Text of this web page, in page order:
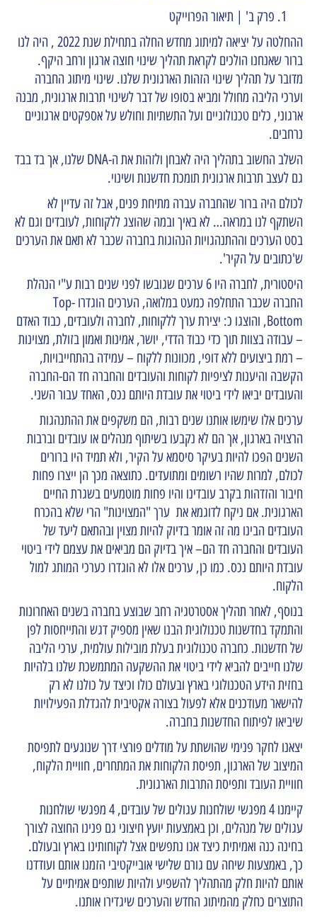
פרק ב' | תיאור הפרוייקט
ההחלטה על יציאה למיתוג מחדש החלה בתחילת שנת 2022 , היה לנו
ברור שאנחנו הולכים לקראת תהליך שינוי חוצה ארגון ורחב היקף.
מדובר על תהליך שינוי הזהות הארגונית שלנו. שינוי מיתוג החברה
וערכי הליבה מחולל ומביא בסופו של דבר לשינוי תרבות ארגונית, מבנה
ארגוני, כלים טכנולוגיים ועל התשתיות וחולש על אספקטים ארגוניים
נרחבים.
השלב החשוב בתהליך היה לאבחן ולזהות את ה-DNA שלנו, אך בד בבד
גם לעצב תרבות ארגונית תומכת חדשנות ושינוי.
לכולם היה ברור שהחברה עברה מתיחת פנים, אבל זה עדיין לא
השתקף לנו במראה… לא באיך ובמה שהוצג ללקוחות, לעובדים וגם לא
בסט הערכים וההתנהגויות הנהוגות בחברה שכבר לא תאם את הערכים
ש'כתובים על הקיר'.
היסטורית, לחברה היו 6 ערכים שגובשו לפני שנים רבות ע"י הנהלת
החברה שכבר התחלפה כמעט במלואה, הערכים הוגדרו Top-
Bottom, והוצגו כ: יצירת ערך ללקוחות, לחברה ולעובדים, כבוד האדם
– עבודה בצוות תוך כדי כבוד הדדי, יושר, אמינות ואמון בזולת, מצוינות
– רמת ביצועים ללא דופי, מכוונות ללקוח – עמידה בהתחייבויות,
הקשבה והיענות לציפיות לקוחות והעובדים והחברה חד הם-החברה
והעובדים יביאו לידי ביטוי את עובדת היותם נכס, האחד עבור השני.
ערכים אלו שימשו אותנו שנים רבות, הם משקפים את ההתנהגות
הרצויה בארגון, אך הם לא נקבעו בשיתוף מנהלים או עובדים וברבות
השנים הפכו להיות בעיקר סיסמא על הקיר, ולא תמיד היו ברורים
לכולם, למרות שהיו רשומים ומתועדים. כתוצאה מכך הן ייצרו פחות
חיבור והזדהות בקרב עובדינו והיו פחות מוטמעים בשגרת החיים
הארגונית. אם ניקח לדוגמא את ערך "המצוינות" הרי שלא בהכרח
העובדים הבינו מה זה אומר בדיוק להיות מצוין ובהתאם ליעד של
העובדים והחברה חד הם– איך בדיוק הם מביאים את עצמם לידי ביטוי
עובדת היותם נכס. כמו כן, ערכים אלו לא הוגדרו כערכי המותג למול
הלקוח.
בנוסף, לאחר תהליך אסטרטגיה רחב שבוצע בחברה בשנים האחרונות
והתמקד בחדשנות טכנולוגית הבנו שאין מספיק דגש והתייחסות לפן
של חדשנות. כחברה טכנולוגית בעלת מובילות עולמית, ערכי הליבה
שלנו חייבים להביא לידי ביטוי את ההשקעה המתמשכת שלנו בלהיות
בחזית הידע הטכנולוגי בארץ ובעולם כולו וכיצד על כולנו לא רק
להישאר מעודכנים אלא לפעול בצורה אקטיבית להגדלת הפעילויות
שיביאו לפיתוח החדשנות בחברה.
יצאנו לחקר פנימי שהושתת על מודלים פורצי דרך שנוגעים לתפיסת
המיצוב של הארגון, תפיסת הלקוחות את המתחרים, חוויית הלקוח,
חוויית העובד ותפיסת התרבות הארגונית.
קיימנו 4 מפגשי שולחנות עגולים של עובדים, 4 מפגשי שולחנות
עגולים של מנהלים, וכן באמצעות יועץ חיצוני גם פנינו החוצה לצורך
בחינה כנה ואמיתית כיצד אנו נתפשים אצל לקוחותינו בארץ ובעולם.
כך, באמצעות שיחה עם גורם שלישי אובייקטיבי הזמנו אותם ועודדנו
אותם להיות חלק מהתהליך להשפיע ולהיות שותפים אמיתיים על
התוצרים כחלק מהמיתוג החדש והערכים שיגדירו אותנו.